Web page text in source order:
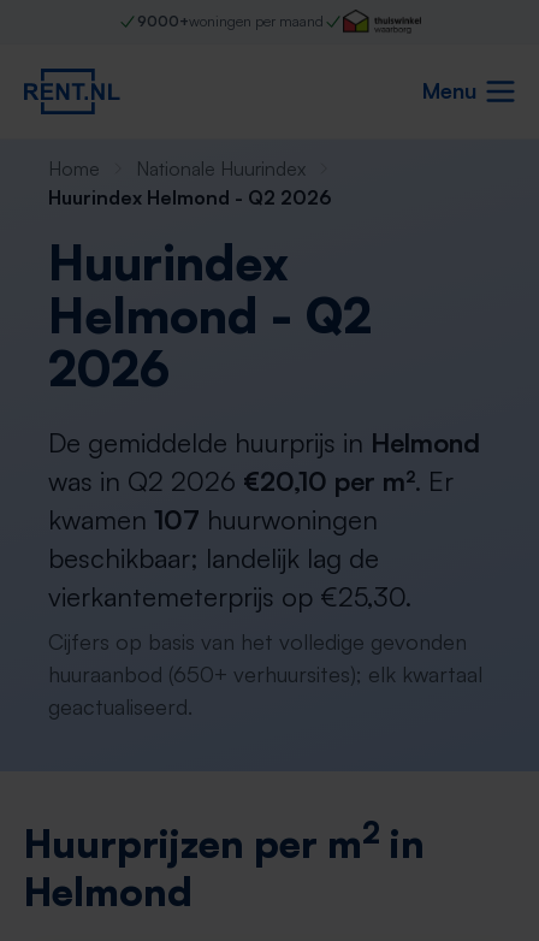
9000+woningen per maand
Menu
Home
Nationale Huurindex
Huurindex Helmond - Q2 2026
Huurindex
Helmond - Q2
2026
De gemiddelde huurprijs in Helmond
was in Q2 2026 €20,10 per m². Er
kwamen 107 huurwoningen
beschikbaar; landelijk lag de
vierkantemeterprijs op €25,30.
Cijfers op basis van het volledige gevonden
huuraanbod (650+ verhuursites); elk kwartaal
geactualiseerd.
Huurprijzen per m2 in
Helmond